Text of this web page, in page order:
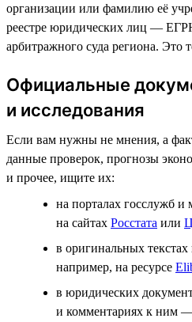
организации или фамилию её
реестре юридических лиц —
арбитражного суда региона. Это
Официальные
и исследования
Если вам нужны не мнения, а
данные проверок, прогнозы
и прочее, ищите их:
на порталах госслужб
на сайтах Росстата или
в оригинальных
например, на ресурсе
в юридических
и комментариях к ним